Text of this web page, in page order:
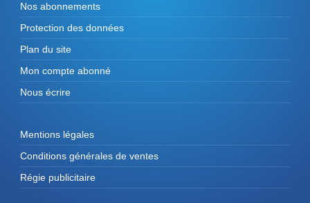
Nos abonnements
Protection des données
Plan du site
Mon compte abonné
Nous écrire
Mentions légales
Conditions générales de ventes
Régie publicitaire